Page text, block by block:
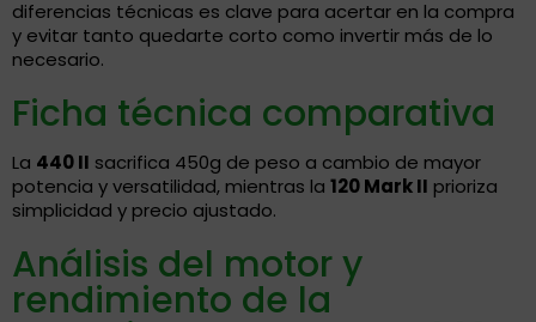
diferencias técnicas es clave para acertar en la compra
y evitar tanto quedarte corto como invertir más de lo
necesario.
Ficha técnica comparativa
La 440 II sacrifica 450g de peso a cambio de mayor
potencia y versatilidad, mientras la 120 Mark II prioriza
simplicidad y precio ajustado.
Análisis del motor y
rendimiento de la